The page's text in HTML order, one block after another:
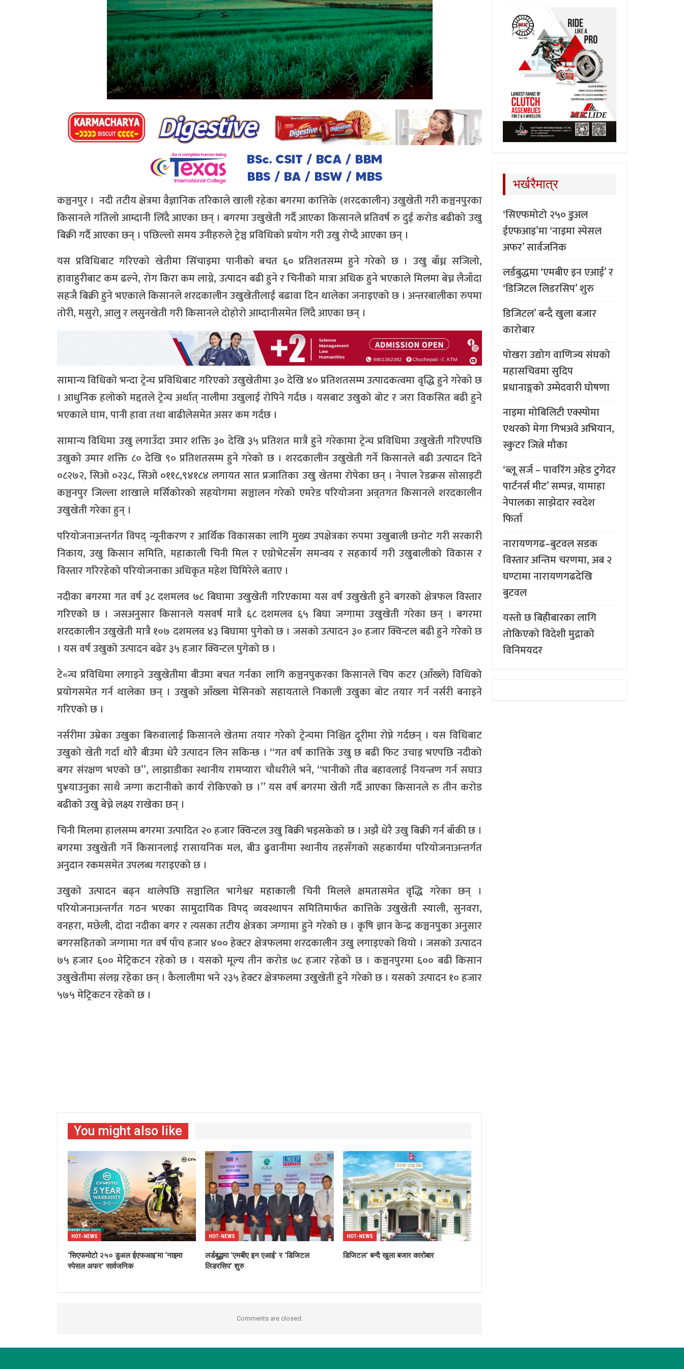
कञ्चनपुर । नदी तटीय क्षेत्रमा वैज्ञानिक तरिकाले खाली रहेका बगरमा कात्तिके (शरदकालीन) उखुखेती गरी कञ्चनपुरका
किसानले गतिलो आम्दानी लिँदै आएका छन् । बगरमा उखुखेती गर्दै आएका किसानले प्रतिवर्ष रु दुई करोड बढीको उखु
बिक्री गर्दै आएका छन् । पछिल्लो समय उनीहरुले ट्रेञ्च प्रविधिको प्रयोग गरी उखु रोप्दै आएका छन् ।
यस प्रविधिबाट गरिएको खेतीमा सिँचाइमा पानीको बचत ६० प्रतिशतसम्म हुने गरेको छ । उखु बाँध्न सजिलो,
हावाहुरीबाट कम ढल्ने, रोग किरा कम लाग्ने, उत्पादन बढी हुने र चिनीको मात्रा अधिक हुने भएकाले मिलमा बेच्न लैजाँदा
सहजै बिक्री हुने भएकाले किसानले शरदकालीन उखुखेतीलाई बढावा दिन थालेका जनाइएको छ । अन्तरबालीका रुपमा
तोरी, मसुरो, आलु र लसुनखेती गरी किसानले दोहोरो आम्दानीसमेत लिँदै आएका छन् ।
सामान्य विधिको भन्दा ट्रेन्च प्रविधिबाट गरिएको उखुखेतीमा ३० देखि ४० प्रतिशतसम्म उत्पादकत्वमा वृद्धि हुने गरेको छ
। आधुनिक हलोको मद्दतले ट्रेन्च अर्थात् नालीमा उखुलाई रोपिने गर्दछ । यसबाट उखुको बोट र जरा विकसित बढी हुने
भएकाले घाम, पानी हावा तथा बाढीलेसमेत असर कम गर्दछ ।
सामान्य विधिमा उखु लगाउँदा उमार शक्ति ३० देखि ३५ प्रतिशत मात्रै हुने गरेकामा ट्रेन्च प्रविधिमा उखुखेती गरिएपछि
उखुको उमार शक्ति ८० देखि ९० प्रतिशतसम्म हुने गरेको छ । शरदकालीन उखुखेती गर्ने किसानले बढी उत्पादन दिने
०८२७२, सिओ ०२३८, सिओ ०११८,९४१८४ लगायत सात प्रजातिका उखु खेतमा रोपेका छन् । नेपाल रेडक्रस सोसाइटी
कञ्चनपुर जिल्ला शाखाले मर्सिकोरको सहयोगमा सञ्चालन गरेको एमरेड परियोजना अन्र्तगत किसानले शरदकालीन
उखुखेती गरेका हुन् ।
परियोजनाअन्तर्गत विपद् न्यूनीकरण र आर्थिक विकासका लागि मुख्य उपक्षेत्रका रुपमा उखुबाली छनोट गरी सरकारी
निकाय, उखु किसान समिति, महाकाली चिनी मिल र एग्रोभेटसँग समन्वय र सहकार्य गरी उखुबालीको विकास र
विस्तार गरिरहेको परियोजनाका अधिकृत महेश घिमिरेले बताए ।
नदीका बगरमा गत वर्ष ३८ दशमलव ७८ बिघामा उखुखेती गरिएकामा यस वर्ष उखुखेती हुने बगरको क्षेत्रफल विस्तार
गरिएको छ । जसअनुसार किसानले यसवर्ष मात्रै ६८ दशमलव ६५ बिघा जग्गामा उखुखेती गरेका छन् । बगरमा
शरदकालीन उखुखेती मात्रै १०७ दशमलव ४३ बिघामा पुगेको छ । जसको उत्पादन ३० हजार क्विन्टल बढी हुने गरेको छ
। यस वर्ष उखुको उत्पादन बढेर ३५ हजार क्विन्टल पुगेको छ ।
टे«न्च प्रविधिमा लगाइने उखुखेतीमा बीउमा बचत गर्नका लागि कञ्चनपुकरका किसानले चिप कटर (आँख्ले) विधिको
प्रयोगसमेत गर्न थालेका छन् । उखुको आँख्ला मेसिनको सहायताले निकाली उखुका बोट तयार गर्न नर्सरी बनाइने
गरिएको छ ।
नर्सरीमा उम्रेका उखुका बिरुवालाई किसानले खेतमा तयार गरेको ट्रेन्चमा निश्चित दूरीमा रोप्ने गर्दछन् । यस विधिबाट
उखुको खेती गर्दा थोरै बीउमा धेरै उत्पादन लिन सकिन्छ । “गत वर्ष कात्तिके उखु छ बढी फिट उचाइ भएपछि नदीको
बगर संरक्षण भएको छ”, लाझाडीका स्थानीय रामप्यारा चौधरीले भने, “पानीको तीव्र बहावलाई नियन्त्रण गर्न सघाउ
पु¥याउनुका साथै जग्गा कटानीको कार्य रोकिएको छ ।” यस वर्ष बगरमा खेती गर्दै आएका किसानले रु तीन करोड
बढीको उखु बेच्ने लक्ष्य राखेका छन् ।
चिनी मिलमा हालसम्म बगरमा उत्पादित २० हजार क्विन्टल उखु बिक्री भइसकेको छ । अझै धेरै उखु बिक्री गर्न बाँकी छ ।
बगरमा उखुखेती गर्ने किसानलाई रासायनिक मल, बीउ ढुवानीमा स्थानीय तहसँगको सहकार्यमा परियोजनाअन्तर्गत
अनुदान रकमसमेत उपलब्ध गराइएको छ ।
उखुको उत्पादन बढ्न थालेपछि सञ्चालित भागेश्वर महाकाली चिनी मिलले क्षमतासमेत वृद्धि गरेका छन् ।
परियोजनाअन्तर्गत गठन भएका सामुदायिक विपद् व्यवस्थापन समितिमार्फत कात्तिके उखुखेती स्याली, सुनवरा,
वनहरा, मछेली, दोदा नदीका बगर र त्यसका तटीय क्षेत्रका जग्गामा हुने गरेको छ । कृषि ज्ञान केन्द्र कञ्चनपुका अनुसार
बगरसहितको जग्गामा गत वर्ष पाँच हजार ४०० हेक्टर क्षेत्रफलमा शरदकालीन उखु लगाइएको थियो । जसको उत्पादन
७५ हजार ६०० मेट्रिकटन रहेको छ । यसको मूल्य तीन करोड ७८ हजार रहेको छ । कञ्चनपुरमा ६०० बढी किसान
उखुखेतीमा संलग्न रहेका छन् । कैलालीमा भने २३५ हेक्टर क्षेत्रफलमा उखुखेती हुने गरेको छ । यसको उत्पादन १० हजार
५७५ मेट्रिकटन रहेको छ ।
You might also like
HOT-NEWS
‘सिएफमोटो २५० डुअल ईएफआइ’मा ‘नाइमा
स्पेसल अफर’ सार्वजनिक
HOT-NEWS
लर्डबुद्धमा ‘एमबीए इन एआई’ र ‘डिजिटल
लिडरसिप’ शुरु
HOT-NEWS
डिजिटल’ बन्दै खुला बजार कारोबार
Comments are closed.
भर्खरैमात्र
‘सिएफमोटो २५० डुअल
ईएफआइ’मा ‘नाइमा स्पेसल
अफर’ सार्वजनिक
लर्डबुद्धमा ‘एमबीए इन एआई’ र
‘डिजिटल लिडरसिप’ शुरु
डिजिटल’ बन्दै खुला बजार
कारोबार
पोखरा उद्योग वाणिज्य संघको
महासचिवमा सुदिप
प्रधानाङ्गको उम्मेदवारी घोषणा
नाइमा मोबिलिटी एक्स्पोमा
एथरको मेगा गिभअवे अभियान,
स्कुटर जित्ने मौका
‘ब्लू सर्ज – पावरिंग अहेड टुगेदर
पार्टनर्स मीट’ सम्पन्न, यामाहा
नेपालका साझेदार स्वदेश
फिर्ता
नारायणगढ–बुटवल सडक
विस्तार अन्तिम चरणमा, अब २
घण्टामा नारायणगढदेखि
बुटवल
यस्तो छ बिहीबारका लागि
तोकिएको विदेशी मुद्राको
विनिमयदर